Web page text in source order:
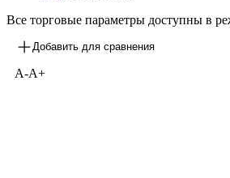
Все торговые параметры доступны в
Добавить для сравнения